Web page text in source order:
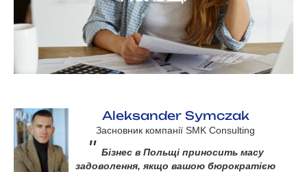
Aleksander Symczak
Засновник компанії SMK Consulting
" Бізнес в Польщі приносить масу
задоволення, якщо вашою бюрократією